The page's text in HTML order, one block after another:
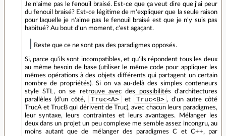
Je n'aime pas le fenouil braisé. Est-ce que ça veut dire que j'ai peur
du fenouil braisé? Est-ce légitime de m'expliquer que la seule raison
pour laquelle je n'aime pas le fenouil braisé est que je n'y suis pas
habitué? Au bout d'un moment, c'est agaçant.
Reste que ce ne sont pas des paradigmes opposés.
Si, parce qu'ils sont incompatibles, et qu'ils répondent tous les deux
au même besoin de base (utiliser le même code pour appliquer les
mêmes opérations à des objets différents qui partagent un certain
nombre de propriétés). Si on va au-delà des simples conteneurs
style STL, on se retrouve avec des possibilités d'architectures
parallèles (d'un côté,
Truc<A> et Truc<B> , d'un autre côté
TrucA et TrucB qui dérivent de Truc), avec chacun leurs paradigmes,
leur syntaxe, leurs contraintes et leurs avantages. Mélanger les
deux dans un projet un peu complexe me semble assez incongru, au
moins autant que de mélanger des paradigmes C et C++, par